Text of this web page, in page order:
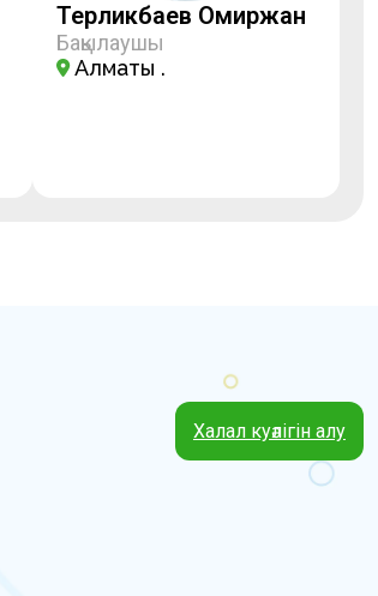
Терликбаев Омиржан
Бақылаушы
Алматы қ.
Халал куәлігін алу